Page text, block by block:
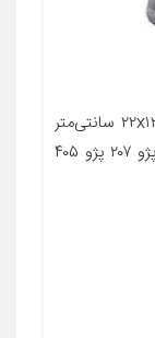
معرفی محصول جزئیات محصول ابعاد ۲۲x۱۲x۵ سانتی‌متر
جنس ویسکوز مناسب برای خودرو پژو ۲۰۶ پژو ۲۰۷ پژو ۴۰۵